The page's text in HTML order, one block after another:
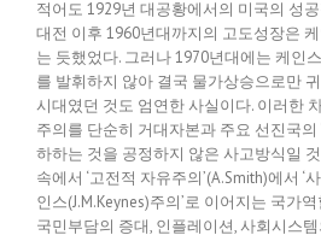
적어도 1929년 대공황에서의 미국의 성
대전 이후 1960년대까지의 고도성장은
는 듯했었다. 그러나 1970년대에는 케인
를 발휘하지 않아 결국 물가상승으로만
시대였던 것도 엄연한 사실이다. 이러한
주의를 단순히 거대자본과 주요 선진국의
하하는 것을 공정하지 않은 사고방식일
속에서 ‘고전적 자유주의’(A.Smith)에서 ‘
인스(J.M.Keynes)주의’로 이어지는 국가
국민부담의 증대, 인플레이션, 사회시스